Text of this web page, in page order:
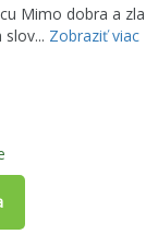
Mimo dobra a zla
Zobraziť viac